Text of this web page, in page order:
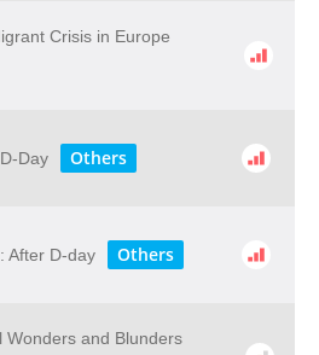
Crisis in Europe
Day Others
After D-day Others
Wonders and Blunders